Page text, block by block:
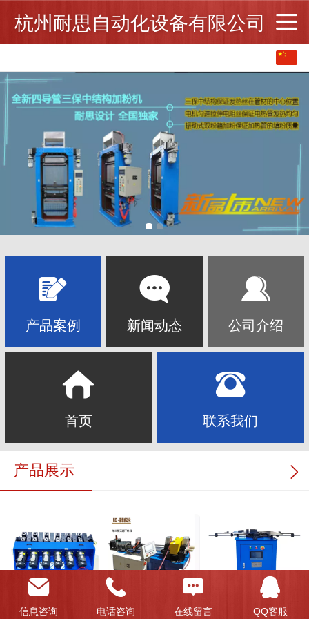
杭州耐思自动化设备有限公司
产品案例 新闻动态 公司介绍
首页 联系我们
产品展示
12组缩管机 单二管盘管校直无屑下料机 多角度弯管机
信息咨询 电话咨询 在线留言 QQ客服